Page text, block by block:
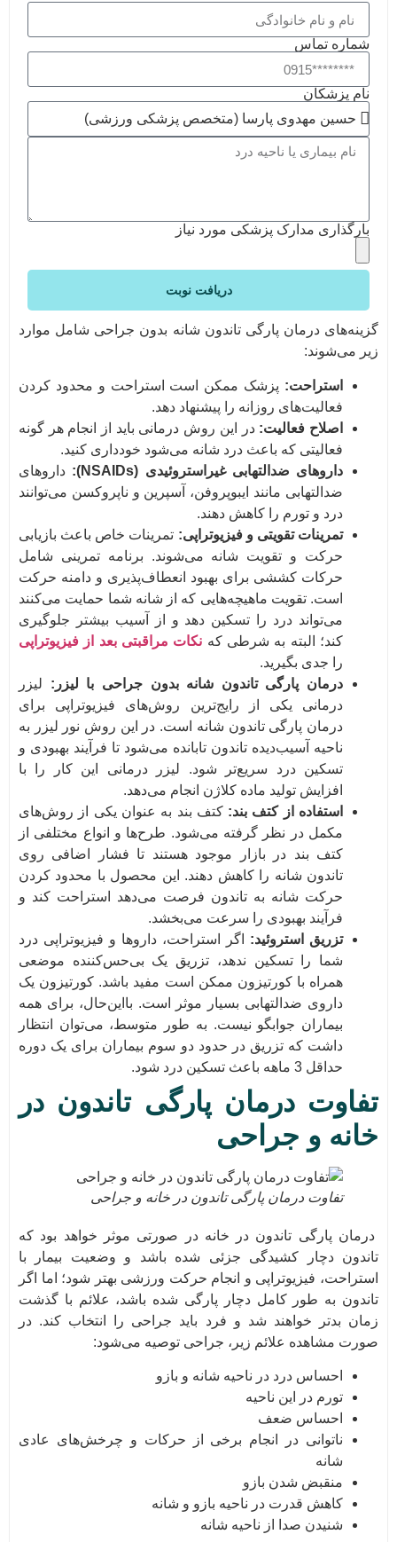
شماره تماس
نام پزشکان
بارگذاری مدارک پزشکی مورد نیاز
دریافت نوبت
گزینه‌های درمان پارگی تاندون شانه بدون جراحی شامل موارد
زیر می‌شوند:
استراحت:پزشک ممکن است استراحت و محدود کردن
فعالیت‌های روزانه را پیشنهاد دهد.
اصلاح فعالیت:در این روش درمانی باید از انجام هر گونه
فعالیتی که باعث درد شانه می‌شود خودداری کنید.
داروهای ضدالتهابی غیراستروئیدی (NSAIDs):
داروهای
ضدالتهابی مانند ایبوپروفن، آسپرین و ناپروکسن می‌توانند
درد و تورم را کاهش دهند.
تمرینات تقویتی و فیزیوتراپی:تمرینات خاص باعث بازیابی
حرکت و تقویت شانه می‌شوند. برنامه تمرینی شامل
حرکات کششی برای بهبود انعطاف‌پذیری و دامنه حرکت
است. تقویت ماهیچه‌هایی که از شانه شما حمایت می‌کنند
می‌تواند درد را تسکین دهد و از آسیب بیشتر جلوگیری
کند؛ البته به شرطی کهنکات مراقبتی بعد از فیزیوتراپی
را جدی بگیرید.
درمان پارگی تاندون شانه بدون جراحی با لیزر:لیزر
درمانی یکی از رایج‌ترین روش‌های فیزیوتراپی برای
درمان پارگی تاندون شانه است. در این روش نور لیزر به
ناحیه آسیب‌دیده تاندون تابانده می‌شود تا فرآیند بهبودی و
تسکین درد سریع‌تر شود. لیزر درمانی این کار را با
افزایش تولید ماده کلاژن انجام می‌دهد.
استفاده از کتف بند:کتف بند به عنوان یکی از روش‌های
مکمل در نظر گرفته می‌شود. طرح‌ها و انواع مختلفی از
کتف بند در بازار موجود هستند تا فشار اضافی روی
تاندون شانه را کاهش دهند. این محصول با محدود کردن
حرکت شانه به تاندون فرصت می‌دهد استراحت کند و
فرآیند بهبودی را سرعت می‌بخشد.
تزریق استروئید:اگر استراحت، داروها و فیزیوتراپی درد
شما را تسکین ندهد، تزریق یک بی‌حس‌کننده موضعی
همراه با کورتیزون ممکن است مفید باشد. کورتیزون یک
داروی ضدالتهابی بسیار موثر است. بااین‌حال، برای همه
بیماران جوابگو نیست. به طور متوسط، می‌توان انتظار
داشت که تزریق در حدود دو سوم بیماران برای یک دوره
حداقل 3 ماهه باعث تسکین درد شود.
تفاوت درمان پارگی تاندون در
خانه و جراحی
تفاوت درمان پارگی تاندون در خانه و جراحی
درمان پارگی تاندون در خانه در صورتی موثر خواهد بود که
تاندون دچار کشیدگی جزئی شده باشد و وضعیت بیمار با
استراحت، فیزیوتراپی و انجام حرکت ورزشی بهتر شود؛ اما اگر
تاندون به طور کامل دچار پارگی شده باشد، علائم با گذشت
زمان بدتر خواهند شد و فرد باید جراحی را انتخاب کند. در
صورت مشاهده علائم زیر، جراحی توصیه می‌شود:
احساس درد در ناحیه شانه و بازو
تورم در این ناحیه
احساس ضعف
ناتوانی در انجام برخی از حرکات و چرخش‌های عادی
شانه
منقبض شدن بازو
کاهش قدرت در ناحیه بازو و شانه
شنیدن صدا از ناحیه شانه